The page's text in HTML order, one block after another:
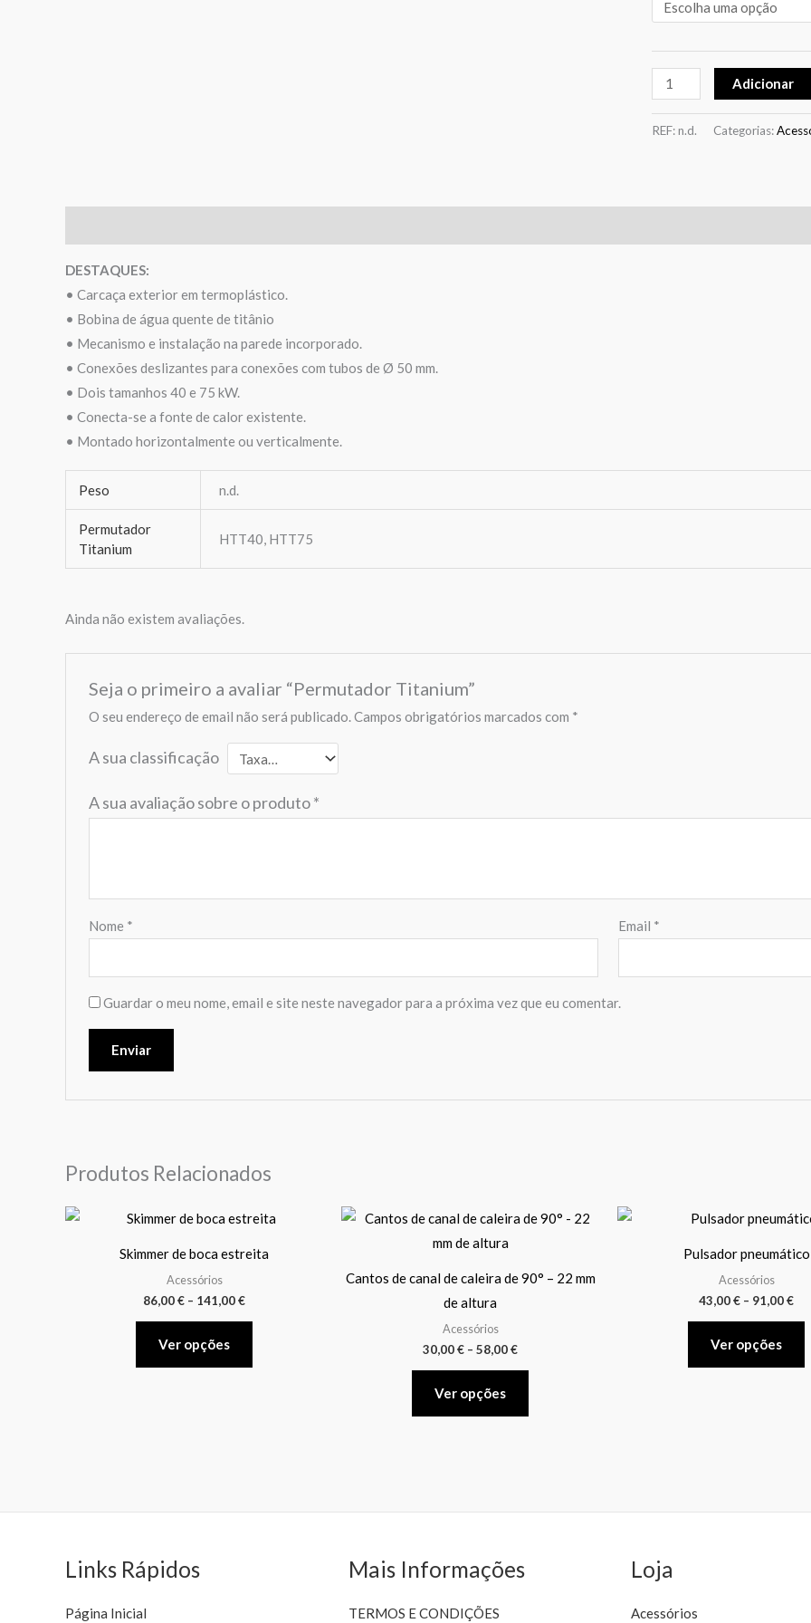
Adicionar
REF:n.d. Categorias:
DESTAQUES:
• Carcaça exterior em termoplástico.
• Bobina de água quente de titânio
• Mecanismo e instalação na parede incorporado.
• Conexões deslizantes para conexões com tubos de Ø 50 mm.
• Dois tamanhos 40 e 75 kW.
• Conecta-se a fonte de calor existente.
• Montado horizontalmente ou verticalmente.
Peso n.d.
Permutador
Titanium
HTT40, HTT75
Ainda não existem avaliações.
Seja o primeiro a avaliar “Permutador Titanium”
O seu endereço de email não será publicado.Campos obrigatórios marcados com *
A sua classificação
A sua avaliação sobre o produto*
Nome * Email *
Guardar o meu nome, email e site neste navegador para a próxima vez que eu comentar.
Produtos Relacionados
Skimmer de boca estreita
Acessórios
86,00€ – 141,00€
Price
range:
through
Ver opções
This
options
product
Cantos de canal de caleira de 90° – 22 mm
de altura
Acessórios
30,00€ – 58,00€
Price
range:
58,00 €
Ver opções
This
be
product
Pulsador pneumático
Acessórios
43,00€ – 91,00€
Ver opções
Links Rápidos
Página Inicial
Mais Informações
TERMOS E CONDIÇÕES
Loja
Acessórios